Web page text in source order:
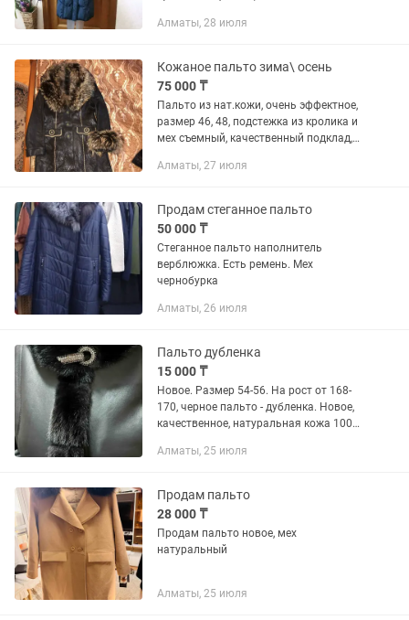
ростовку от 1, 60 — до 1, 70. Очень
Алматы, 28 июля
Кожаное пальто зима\ осень
75 000 ₸
Пальто из нат.кожи, очень эффектное,
размер 46, 48, подстежка из кролика и
мех съемный, качественный подклад,
непостоянно, Навои-Биржана.
Алматы, 27 июля
Продам стеганное пальто
50 000 ₸
Стеганное пальто наполнитель
верблюжка. Есть ремень. Мех
чернобурка
Алматы, 26 июля
Пальто дубленка
15 000 ₸
Новое. Размер 54-56. На рост от 168-
170, черное пальто - дубленка. Новое,
качественное, натуральная кожа 100%,
(искусственный мех) На капюшоне мех
Алматы, 25 июля
Продам пальто
28 000 ₸
Продам пальто новое, мех
натуральный
Алматы, 25 июля